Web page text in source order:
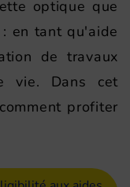
optique que
: en tant qu'aide
de travaux
vie. Dans cet
profiter